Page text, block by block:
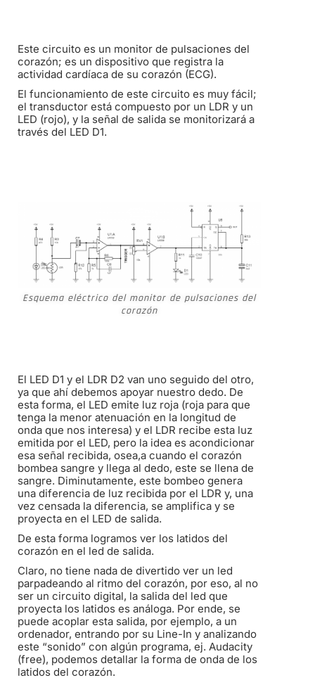
Este circuito es un monitor de pulsaciones del
corazón; es un dispositivo que registra la
actividad cardíaca de su corazón (ECG).
El funcionamiento de este circuito es muy fácil;
el transductor está compuesto por un LDR y un
LED (rojo), y la señal de salida se monitorizará a
través del LED D1.
Esquema eléctrico del monitor de pulsaciones del
corazón
El LED D1 y el LDR D2 van uno seguido del otro,
ya que ahí debemos apoyar nuestro dedo. De
esta forma, el LED emite luz roja (roja para que
tenga la menor atenuación en la longitud de
onda que nos interesa) y el LDR recibe esta luz
emitida por el LED, pero la idea es acondicionar
esa señal recibida, osea,a cuando el corazón
bombea sangre y llega al dedo, este se llena de
sangre. Diminutamente, este bombeo genera
una diferencia de luz recibida por el LDR y, una
vez censada la diferencia, se amplifica y se
proyecta en el LED de salida.
De esta forma logramos ver los latidos del
corazón en el led de salida.
Claro, no tiene nada de divertido ver un led
parpadeando al ritmo del corazón, por eso, al no
ser un circuito digital, la salida del led que
proyecta los latidos es análoga. Por ende, se
puede acoplar esta salida, por ejemplo, a un
ordenador, entrando por su Line-In y analizando
este “sonido” con algún programa, ej. Audacity
(free), podemos detallar la forma de onda de los
latidos del corazón.